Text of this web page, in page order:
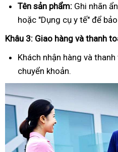
Tên sản phẩm: Ghi nhãn
hoặc "Dụng cụ y tế" để
Khâu 3: Giao hàng và thanh
Khách nhận hàng và
chuyển khoản.